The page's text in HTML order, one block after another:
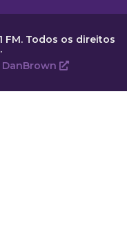
FM. Todos os direitos
DanBrown